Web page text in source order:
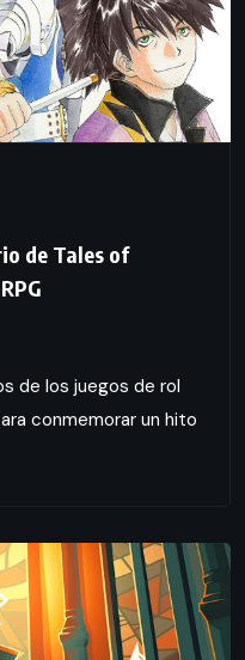
de Tales of
de los juegos de rol
conmemorar un hito